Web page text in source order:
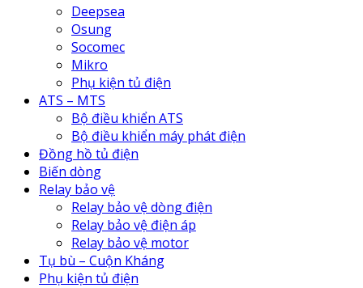
Deepsea
Osung
Socomec
Mikro
Phụ kiện tủ điện
ATS – MTS
Bộ điều khiển ATS
Bộ điều khiển máy phát điện
Đồng hồ tủ điện
Biến dòng
Relay bảo vệ
Relay bảo vệ dòng điện
Relay bảo vệ điện áp
Relay bảo vệ motor
Tụ bù – Cuộn Kháng
Phụ kiện tủ điện